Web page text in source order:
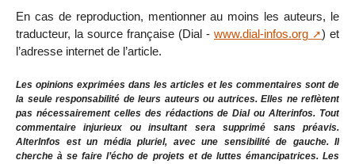
En cas de reproduction, mentionner au moins les auteurs, le
traducteur, la source française (Dial - www.dial-infos.org
) et
l’adresse internet de l’article.
Les opinions exprimées dans les articles et les commentaires sont de
la seule responsabilité de leurs auteurs ou autrices. Elles ne reflètent
pas nécessairement celles des rédactions de Dial ou Alterinfos. Tout
commentaire injurieux ou insultant sera supprimé sans préavis.
AlterInfos est un média pluriel, avec une sensibilité de gauche. Il
cherche à se faire l’écho de projets et de luttes émancipatrices. Les